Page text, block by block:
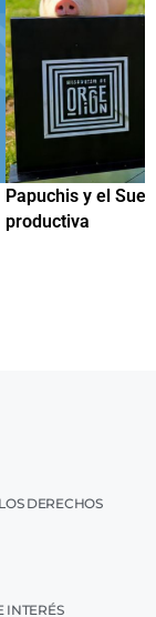
DERECHOS
INTERÉS